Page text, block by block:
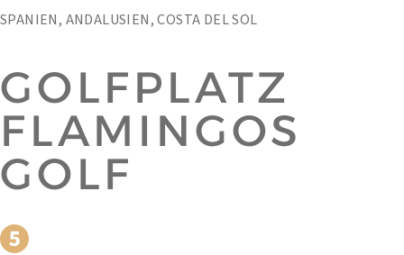
SPANIEN, ANDALUSIEN, COSTA DEL SOL
GOLFPLATZ
FLAMINGOS
GOLF